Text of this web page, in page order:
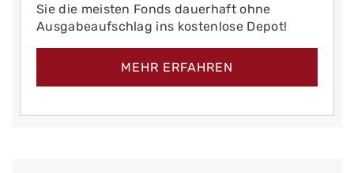
Sie die meisten Fonds dauerhaft ohne
Ausgabeaufschlag ins kostenlose Depot!
MEHR ERFAHREN